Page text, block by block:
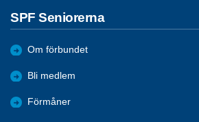
SPF Seniorerna
Om förbundet
Bli medlem
Förmåner